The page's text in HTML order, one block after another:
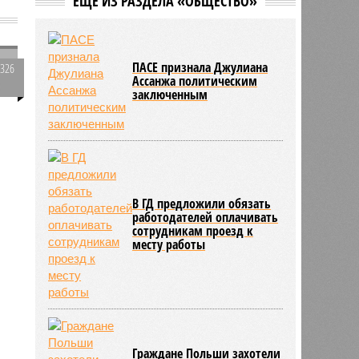
кибератаке
нападения на школу в Таиланде
погибли 7 человек
10:02
Знаменитый район Брайтон-Бич
попал в зону риска из-за
смертельного вируса Бурбон
ПАСЕ признала Джулиана
Ассанжа политическим
заключенным
В ГД предложили обязать
работодателей оплачивать
сотрудникам проезд к
месту работы
Граждане Польши захотели